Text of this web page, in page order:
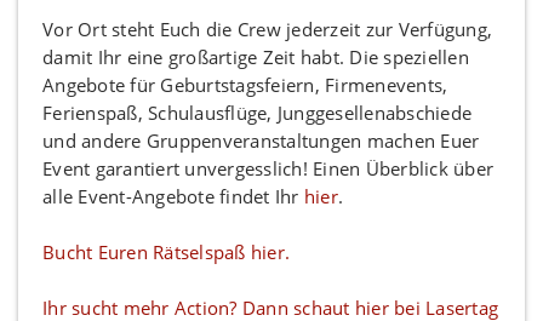
Vor Ort steht Euch die Crew jederzeit zur Verfügung,
damit Ihr eine großartige Zeit habt. Die speziellen
Angebote für Geburtstagsfeiern, Firmenevents,
Ferienspaß, Schulausflüge, Junggesellenabschiede
und andere Gruppenveranstaltungen machen Euer
Event garantiert unvergesslich! Einen Überblick über
alle Event-Angebote findet Ihr hier.
Bucht Euren Rätselspaß hier.
Ihr sucht mehr Action? Dann schaut hier bei Lasertag